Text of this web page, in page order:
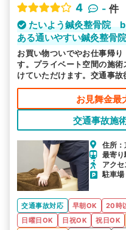
4 - 件
たいよう鍼灸整骨院
ある通いやすい鍼灸整骨
お買い物ついでやお仕事帰
す。プライベート空間の施
けていただけます。交通事
い。
お見舞金最
交通事故施
住所
最寄
アク
駐車場
交通事故対応 早朝OK 20時
日曜日OK
日祝OK 祝日OK